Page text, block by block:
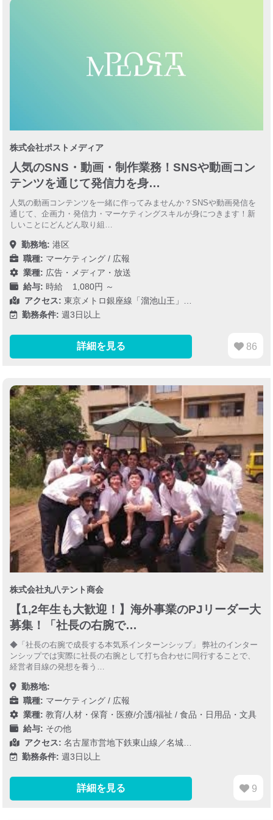
株式会社ポストメディア
人気のSNS・動画・制作業務！SNSや動画コン
テンツを通じて発信力を身…
人気の動画コンテンツを一緒に作ってみませんか？SNSや動画発信を
通じて、企画力・発信力・マーケティングスキルが身につきます！新
しいことにどんどん取り組…
勤務地: 港区
職種: マーケティング / 広報
業種: 広告・メディア・放送
給与: 時給 1,080円 ～
アクセス: 東京メトロ銀座線「溜池山王」…
勤務条件: 週3日以上
詳細を見る 86
株式会社丸八テント商会
【1,2年生も大歓迎！】海外事業のPJリーダー大
募集！「社長の右腕で…
◆「社長の右腕で成長する本気系インターンシップ」 弊社のインター
ンシップでは実際に社長の右腕として打ち合わせに同行することで、
経営者目線の発想を養う…
勤務地:
職種: マーケティング / 広報
業種: 教育/人材・保育・医療/介護/福祉 /食品・日用品・文具
給与: その他
アクセス: 名古屋市営地下鉄東山線／名城…
勤務条件: 週3日以上
詳細を見る 9